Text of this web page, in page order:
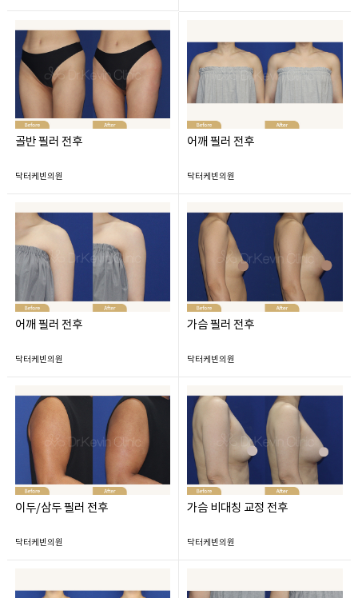
골반 필러 전후
닥터케빈의원
어깨 필러 전후
닥터케빈의원
어깨 필러 전후
닥터케빈의원
가슴 필러 전후
닥터케빈의원
이두/삼두 필러 전후
닥터케빈의원
가슴 비대칭 교정 전후
닥터케빈의원